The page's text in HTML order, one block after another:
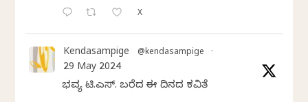
X
Kendasampige @kendasampige ·
29 May 2024
ಭವ್ಯ ಟಿ.ಎಸ್. ಬರೆದ ಈ ದಿನದ ಕವಿತೆ